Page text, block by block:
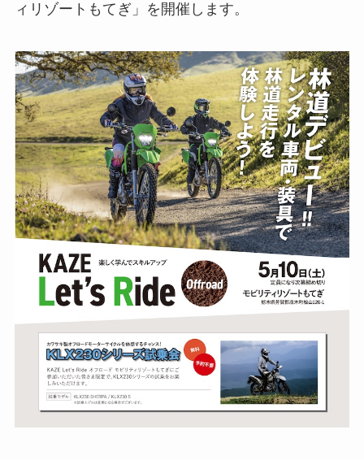
ィリゾートもてぎ」を開催します。